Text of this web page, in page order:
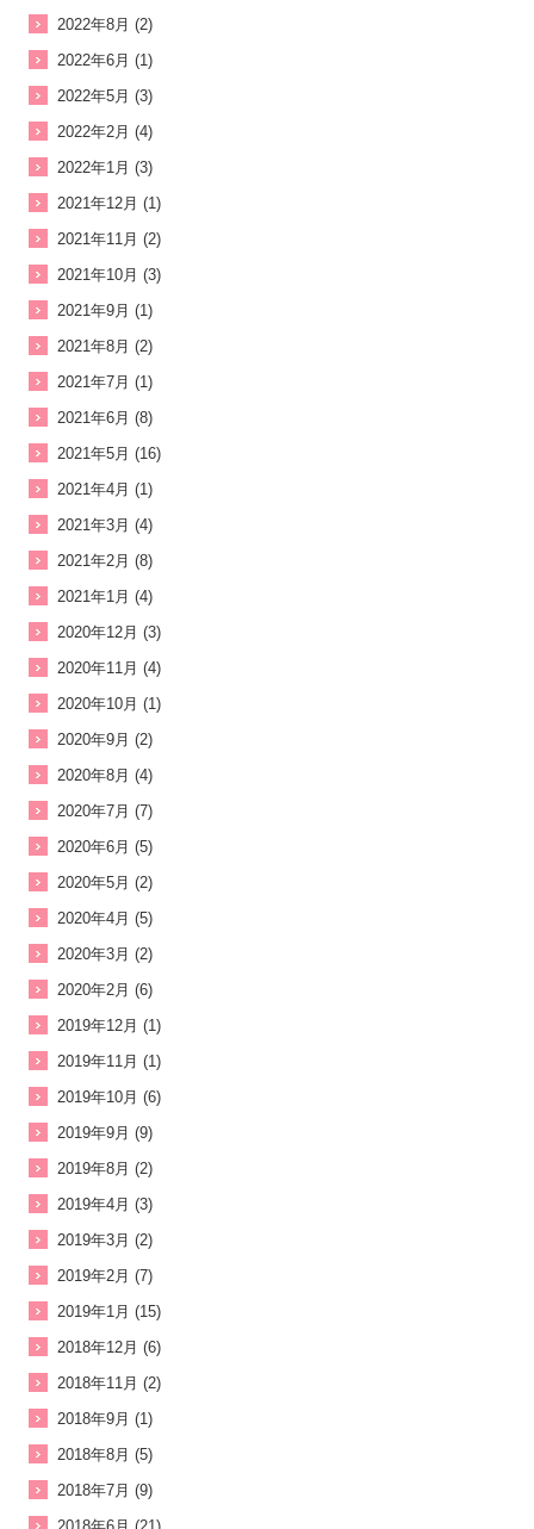
2022年8月 (2)
2022年6月 (1)
2022年5月 (3)
2022年2月 (4)
2022年1月 (3)
2021年12月 (1)
2021年11月 (2)
2021年10月 (3)
2021年9月 (1)
2021年8月 (2)
2021年7月 (1)
2021年6月 (8)
2021年5月 (16)
2021年4月 (1)
2021年3月 (4)
2021年2月 (8)
2021年1月 (4)
2020年12月 (3)
2020年11月 (4)
2020年10月 (1)
2020年9月 (2)
2020年8月 (4)
2020年7月 (7)
2020年6月 (5)
2020年5月 (2)
2020年4月 (5)
2020年3月 (2)
2020年2月 (6)
2019年12月 (1)
2019年11月 (1)
2019年10月 (6)
2019年9月 (9)
2019年8月 (2)
2019年4月 (3)
2019年3月 (2)
2019年2月 (7)
2019年1月 (15)
2018年12月 (6)
2018年11月 (2)
2018年9月 (1)
2018年8月 (5)
2018年7月 (9)